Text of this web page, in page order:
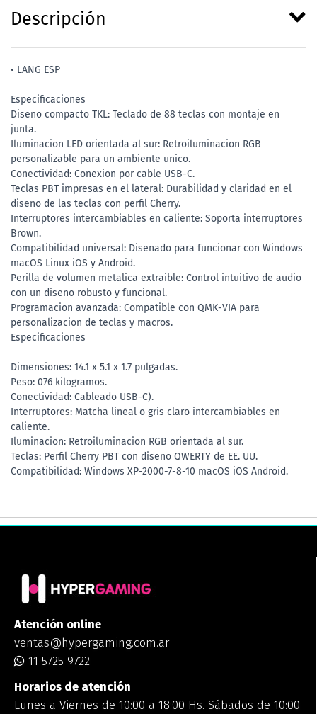
Descripción
• LANG ESP
Especificaciones
Diseno compacto TKL: Teclado de 88 teclas con montaje en
junta.
Iluminacion LED orientada al sur: Retroiluminacion RGB
personalizable para un ambiente unico.
Conectividad: Conexion por cable USB-C.
Teclas PBT impresas en el lateral: Durabilidad y claridad en el
diseno de las teclas con perfil Cherry.
Interruptores intercambiables en caliente: Soporta interruptores
Brown.
Compatibilidad universal: Disenado para funcionar con Windows
macOS Linux iOS y Android.
Perilla de volumen metalica extraible: Control intuitivo de audio
con un diseno robusto y funcional.
Programacion avanzada: Compatible con QMK-VIA para
personalizacion de teclas y macros.
Especificaciones
Dimensiones: 14.1 x 5.1 x 1.7 pulgadas.
Peso: 076 kilogramos.
Conectividad: Cableado USB-C).
Interruptores: Matcha lineal o gris claro intercambiables en
caliente.
Iluminacion: Retroiluminacion RGB orientada al sur.
Teclas: Perfil Cherry PBT con diseno QWERTY de EE. UU.
Compatibilidad: Windows XP-2000-7-8-10 macOS iOS Android.
Atención online
ventas@hypergaming.com.ar
11 5725 9722
Horarios de atención
Lunes a Viernes de 10:00 a 18:00 Hs. Sábados de 10:00